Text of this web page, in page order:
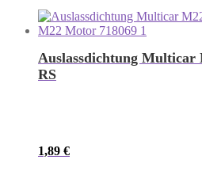
Auslassdichtung
RS
1,89 €